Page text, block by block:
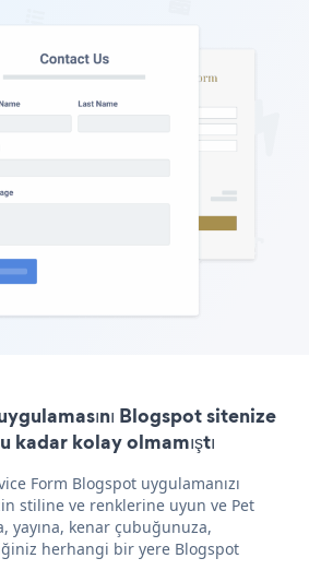
Blogspot sitenize
kadar kolay olmamıştı
Form Blogspot uygulamanızı
stiline ve renklerine uyun ve Pet
yayına, kenar çubuğunuza,
herhangi bir yere Blogspot